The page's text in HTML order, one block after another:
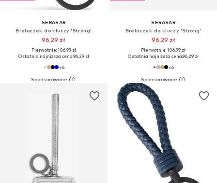
SERASAR
Breloczek do kluczy 'Strong'
96,29 zł
Pierwotnie: 106,99 zł
Ostatnia najniższa cena:96,29 zł
+6
SERASAR
Breloczek do kluczy 'Strong'
96,29 zł
Pierwotnie: 106,99 zł
Ostatnia najniższa cena:96,29 zł
+6